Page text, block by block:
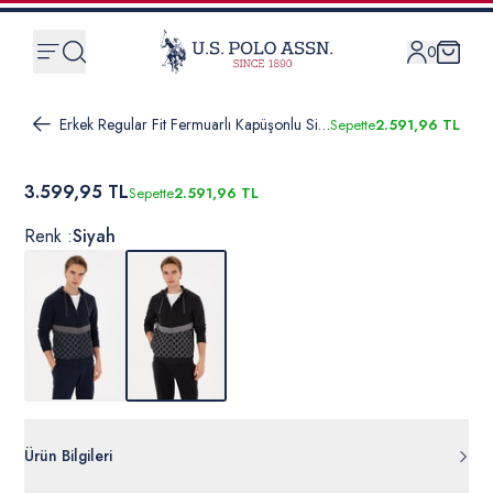
0
Erkek Regular Fit Fermuarlı Kapüşonlu Siyah Örme HırkaSepette2.591,96 TL
3.599,95 TLSepette2.591,96 TL
Renk :Siyah
Ürün Bilgileri